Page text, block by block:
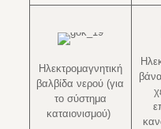
Ηλεκτρομαγνητική
βαλβίδα νερού (για
το σύστημα
καταιονισμού)